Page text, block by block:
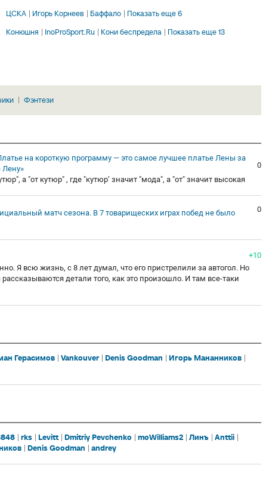
ЦСКА Игорь Корнеев Баффало
Показать еще 6
Конюшня InoProSport.Ru Кони беспредела Показать еще 13
Фэнтези
на короткую программу — это самое лучшее платье Лены за
Лену»
0
а "от кутюр" , где "кутюр’ значит "мода", а "от" значит высокая
матч сезона. В 7 товарищеских играх побед не было
0
+10
Я всю жизнь, с 8 лет думал, что его пристрелили за автогол. Но
детали того, как это произошло. И там все-таки
Герасимов Vankouver Denis Goodman
Игорь Мананников
rks Levitt Dmitriy Pevchenko moWilliams2 Линъ Anttii
Denis Goodman andrey